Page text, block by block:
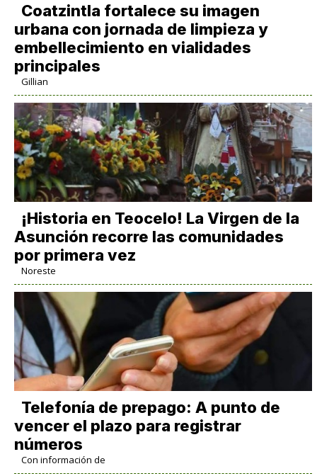
Coatzintla fortalece su imagen
urbana con jornada de limpieza y
embellecimiento en vialidades
principales
Gillian
​¡Historia en Teocelo! La Virgen de la
Asunción recorre las comunidades
por primera vez
Noreste
Telefonía de prepago: A punto de
vencer el plazo para registrar
números
Con información de